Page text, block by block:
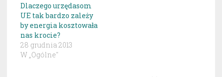
Dlaczego urzędasom
UE tak bardzo zależy
by energia kosztowała
nas krocie?
28 grudnia 2013
W „Ogólne"